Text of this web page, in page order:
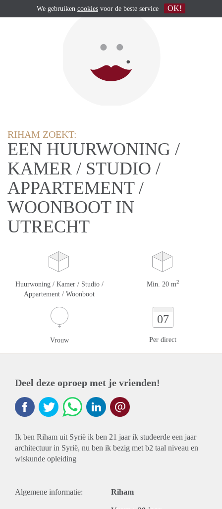
RIHAM ZOEKT:
EEN HUURWONING /
KAMER / STUDIO /
APPARTEMENT /
WOONBOOT IN
UTRECHT
Huurwoning / Kamer / Studio /
Appartement / Woonboot
Min. 20 m2
Vrouw
07
Per direct
Deel deze oproep met je vrienden!
Ik ben Riham uit Syrië ik ben 21 jaar ik studeerde een jaar
architectuur in Syrië, nu ben ik bezig met b2 taal niveau en
wiskunde opleiding
Algemene informatie: Riham
We gebruiken cookies voor de beste service OK!